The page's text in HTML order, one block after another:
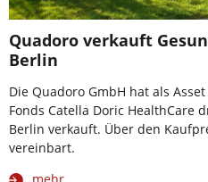
Quadoro verkauft
Berlin
Die Quadoro GmbH hat als
Fonds Catella Doric HealthCare
Berlin verkauft. Über den
vereinbart.